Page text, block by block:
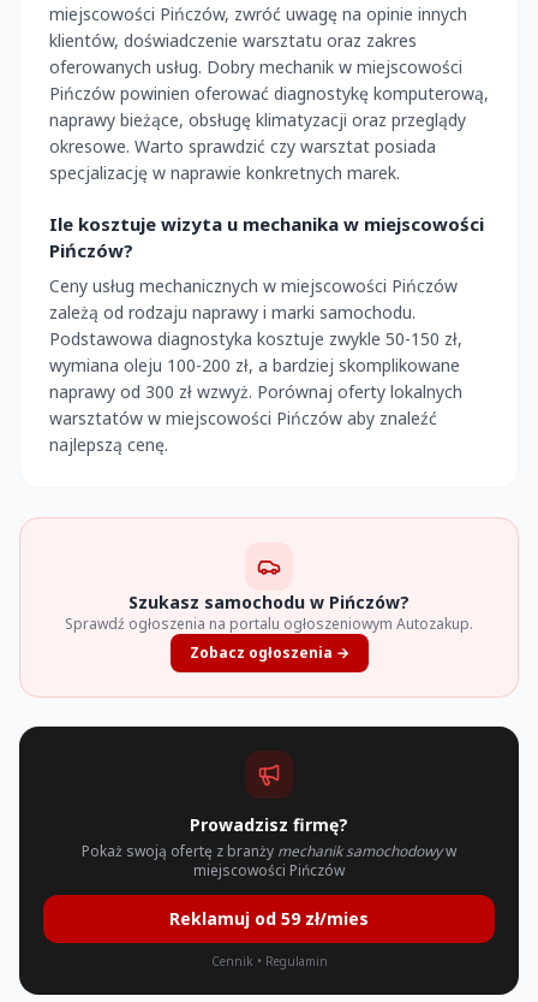
miejscowości Pińczów, zwróć uwagę na opinie innych
klientów, doświadczenie warsztatu oraz zakres
oferowanych usług. Dobry mechanik w miejscowości
Pińczów powinien oferować diagnostykę komputerową,
naprawy bieżące, obsługę klimatyzacji oraz przeglądy
okresowe. Warto sprawdzić czy warsztat posiada
specjalizację w naprawie konkretnych marek.
Ile kosztuje wizyta u mechanika w miejscowości
Pińczów?
Ceny usług mechanicznych w miejscowości Pińczów
zależą od rodzaju naprawy i marki samochodu.
Podstawowa diagnostyka kosztuje zwykle 50-150 zł,
wymiana oleju 100-200 zł, a bardziej skomplikowane
naprawy od 300 zł wzwyż. Porównaj oferty lokalnych
warsztatów w miejscowości Pińczów aby znaleźć
najlepszą cenę.
Szukasz samochodu w Pińczów?
Sprawdź ogłoszenia na portalu ogłoszeniowym Autozakup.
Zobacz ogłoszenia →
Prowadzisz firmę?
Pokaż swoją ofertę z branży mechanik samochodowyw
miejscowości Pińczów
Reklamuj od 59 zł/mies
Cennik • Regulamin